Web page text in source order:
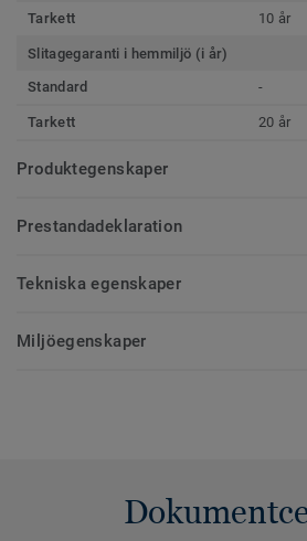
Tarkett 10 år
Slitagegaranti i hemmiljö (i år)
Standard
-
Tarkett 20 år
Produktegenskaper
Prestandadeklaration
Tekniska egenskaper
Miljöegenskaper